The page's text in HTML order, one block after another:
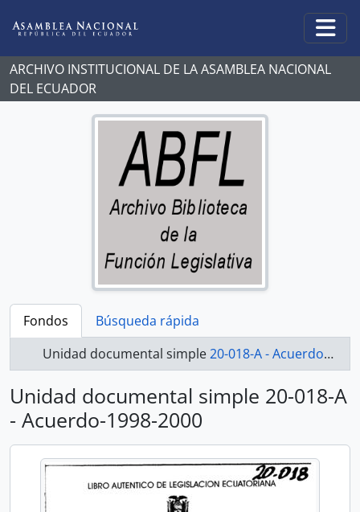
ARCHIVO INSTITUCIONAL DE LA ASAMBLEA NACIONAL
DEL ECUADOR
Fondos
Búsqueda rápida
Unidad documental simple20-018-A - Acuerdo-1998-2000
Unidad documental simple 20-018-A
- Acuerdo-1998-2000